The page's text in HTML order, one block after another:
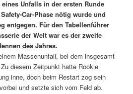
Unfalls in der ersten Runde
Car-Phase nötig wurde und
entgegen. Für den Tabellenführer
der Welt war es der zweite
des Jahres.
Massenunfall, bei dem insgesamt
diesem Zeitpunkt hatte Rookie
inne, doch beim Restart zog sein
und setzte sich vom Feld ab.